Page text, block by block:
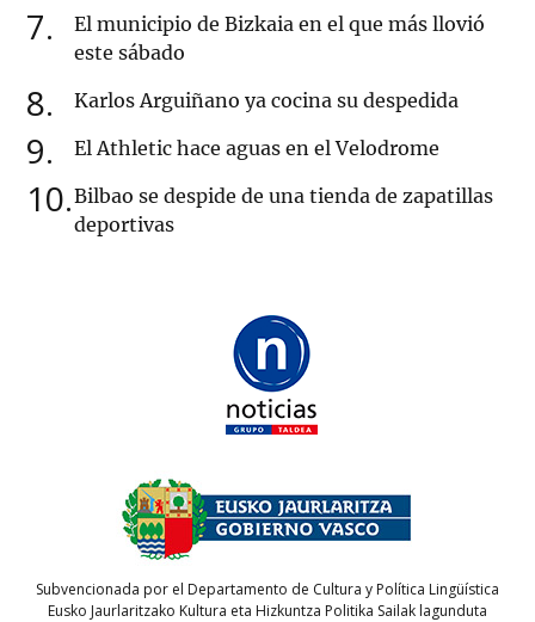
7
El municipio de Bizkaia en el que más llovió
este sábado
8 Karlos Arguiñano ya cocina su despedida
9 El Athletic hace aguas en el Velodrome
10 Bilbao se despide de una tienda de zapatillas
deportivas
Subvencionada por el Departamento de Cultura y Política Lingüística
Eusko Jaurlaritzako Kultura eta Hizkuntza Politika Sailak lagunduta